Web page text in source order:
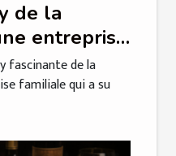
de la
entreprise
fascinante de la
familiale qui a su